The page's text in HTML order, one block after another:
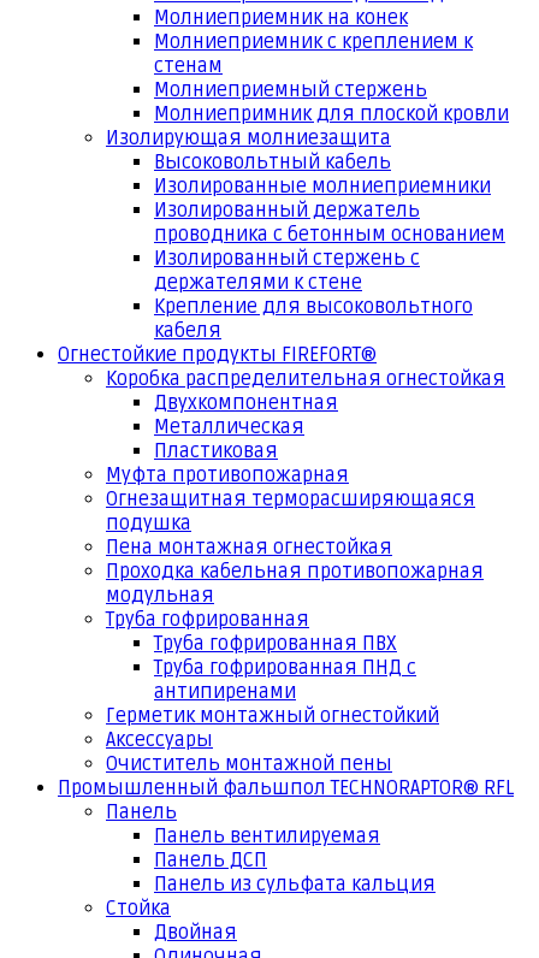
Молниеприемник на конек
Молниеприемник с креплением к
стенам
Молниеприемный стержень
Молниепримник для плоской кровли
Изолирующая молниезащита
Высоковольтный кабель
Изолированные молниеприемники
Изолированный держатель
проводника с бетонным основанием
Изолированный стержень с
держателями к стене
Крепление для высоковольтного
кабеля
Огнестойкие продукты FIREFORT®
Коробка распределительная огнестойкая
Двухкомпонентная
Металлическая
Пластиковая
Муфта противопожарная
Огнезащитная терморасширяющаяся
подушка
Пена монтажная огнестойкая
Проходка кабельная противопожарная
модульная
Труба гофрированная
Труба гофрированная ПВХ
Труба гофрированная ПНД с
антипиренами
Герметик монтажный огнестойкий
Аксессуары
Очиститель монтажной пены
Промышленный фальшпол TECHNORAPTOR® RFL
Панель
Панель вентилируемая
Панель ДСП
Панель из сульфата кальция
Стойка
Двойная